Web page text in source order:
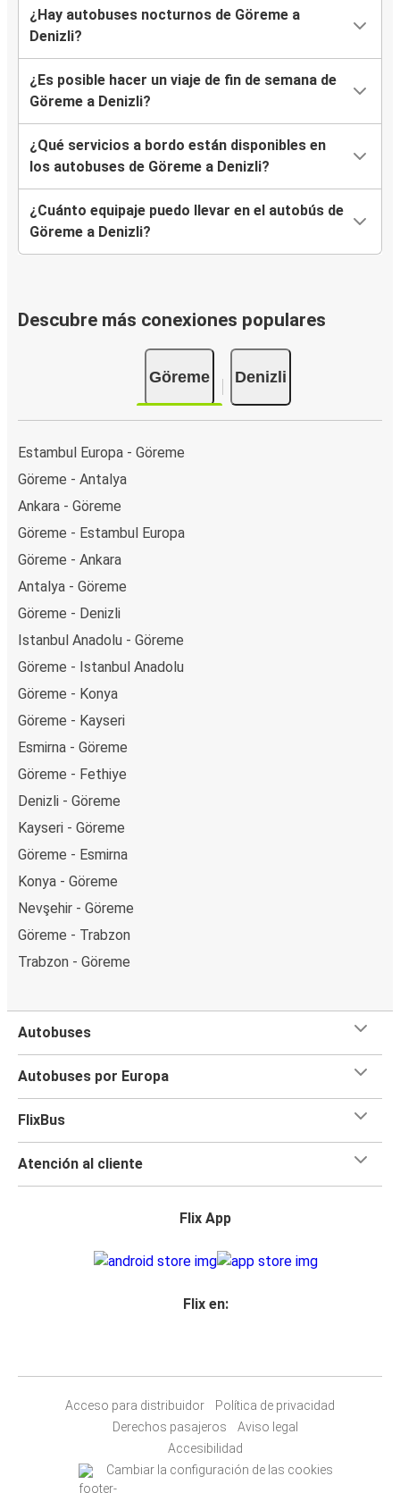
¿Hay autobuses nocturnos de Göreme a
Denizli?
¿Es posible hacer un viaje de fin de semana de
Göreme a Denizli?
¿Qué servicios a bordo están disponibles en
los autobuses de Göreme a Denizli?
¿Cuánto equipaje puedo llevar en el autobús de
Göreme a Denizli?
Descubre más conexiones populares
Göreme Denizli
Estambul Europa - Göreme
Göreme - Antalya
Ankara - Göreme
Göreme - Estambul Europa
Göreme - Ankara
Antalya - Göreme
Göreme - Denizli
Istanbul Anadolu - Göreme
Göreme - Istanbul Anadolu
Göreme - Konya
Göreme - Kayseri
Esmirna - Göreme
Göreme - Fethiye
Denizli - Göreme
Kayseri - Göreme
Göreme - Esmirna
Konya - Göreme
Nevşehir - Göreme
Göreme - Trabzon
Trabzon - Göreme
Autobuses
Autobuses por Europa
FlixBus
Atención al cliente
Flix App
Flix en:
Acceso para distribuidor
Política de privacidad
Derechos pasajeros
Aviso legal
Accesibilidad
Cambiar la configuración de las cookies